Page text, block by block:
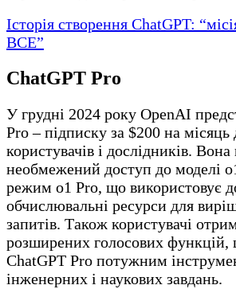
Історія створення ChatGPT:
ВСЕ”
ChatGPT Pro
У грудні 2024 року OpenAI
Pro – підписку за $200 на
користувачів і дослідників.
необмежений доступ до моделі
режим o1 Pro, що використовує
обчислювальні ресурси для
запитів. Також користувачі
розширених голосових функцій,
ChatGPT Pro потужним
інженерних і наукових завдань.